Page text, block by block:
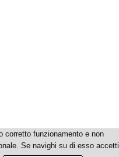
corretto funzionamento e non
Se navighi su di esso accetti